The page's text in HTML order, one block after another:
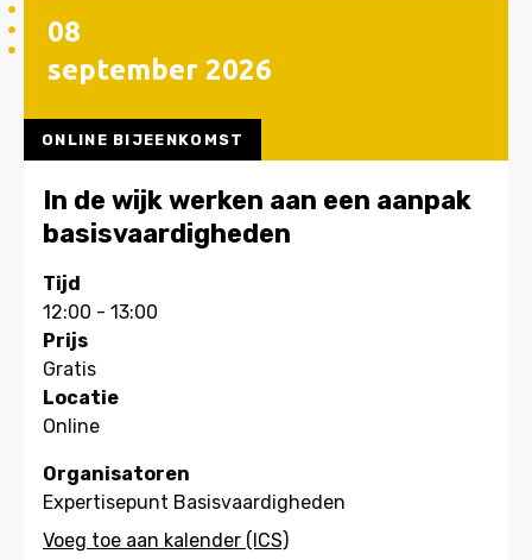
08
september 2026
ONLINE BIJEENKOMST
In de wijk werken aan een aanpak
basisvaardigheden
Tijd
12:00 - 13:00
Prijs
Gratis
Locatie
Online
Organisatoren
Expertisepunt Basisvaardigheden